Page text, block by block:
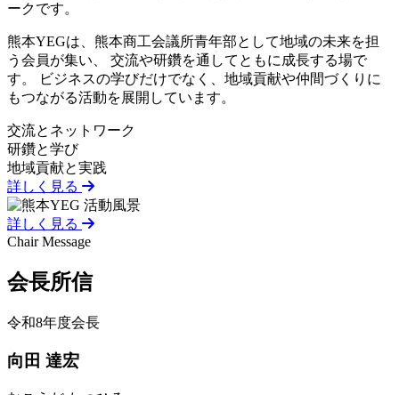
ークです。
熊本YEGは、熊本商工会議所青年部として地域の未来を担
う会員が集い、 交流や研鑽を通してともに成長する場で
す。 ビジネスの学びだけでなく、地域貢献や仲間づくりに
もつながる活動を展開しています。
交流とネットワーク
研鑽と学び
地域貢献と実践
詳しく見る
詳しく見る
Chair Message
会長所信
令和8年度会長
向田 達宏